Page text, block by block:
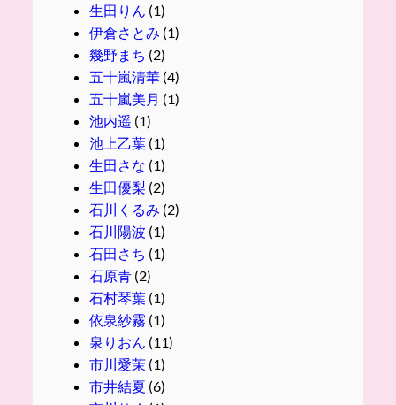
生田りん (1)
伊倉さとみ (1)
幾野まち (2)
五十嵐清華(4)
五十嵐美月 (1)
池内遥 (1)
池上乙葉(1)
生田さな (1)
生田優梨 (2)
石川くるみ (2)
石川陽波 (1)
石田さち (1)
石原青(2)
石村琴葉(1)
依泉紗霧 (1)
泉りおん (11)
市川愛茉(1)
市井結夏 (6)